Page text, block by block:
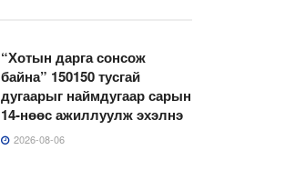
“Хотын дарга сонсож
байна” 150150 тусгай
дугаарыг наймдугаар сарын
14-нөөс ажиллуулж эхэлнэ
2026-08-06